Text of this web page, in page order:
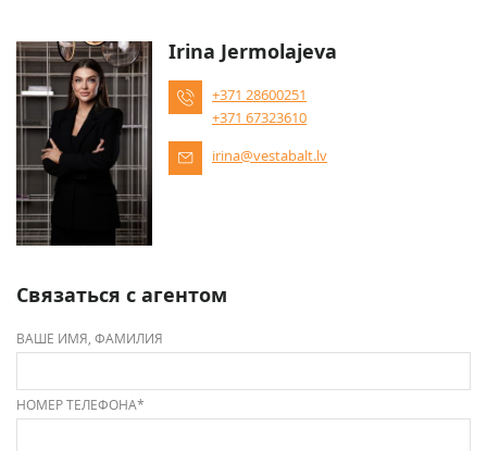
Irina Jermolajeva
+371 28600251
+371 67323610
irina@vestabalt.lv
Связаться с агентом
ВАШЕ ИМЯ, ФАМИЛИЯ
НОМЕР ТЕЛЕФОНА*